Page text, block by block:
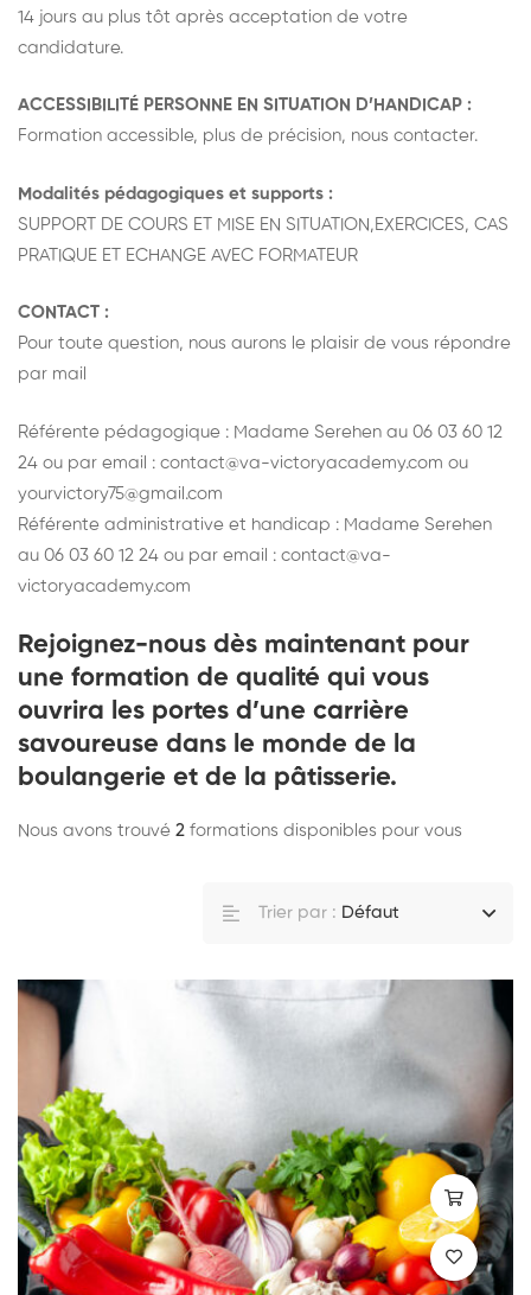
14 jours au plus tôt après acceptation de votre
candidature.
ACCESSIBILITÉ PERSONNE EN SITUATION D’HANDICAP :
Formation accessible, plus de précision, nous contacter.
Modalités pédagogiques et supports :
SUPPORT DE COURS ET MISE EN SITUATION,EXERCICES, CAS
PRATIQUE ET ECHANGE AVEC FORMATEUR
CONTACT :
Pour toute question, nous aurons le plaisir de vous répondre
par mail
Référente pédagogique : Madame Serehen au 06 03 60 12
24 ou par email : contact@va-victoryacademy.com ou
yourvictory75@gmail.com
Référente administrative et handicap : Madame Serehen
au 06 03 60 12 24 ou par email : contact@va-
victoryacademy.com
Rejoignez-nous dès maintenant pour
une formation de qualité qui vous
ouvrira les portes d’une carrière
savoureuse dans le monde de la
boulangerie et de la pâtisserie.
Nous avons trouvé 2 formations disponibles pour vous
Trier par : Défaut